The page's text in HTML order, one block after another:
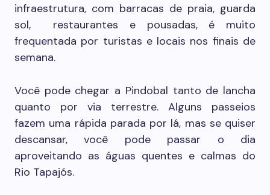
infraestrutura, com barracas de praia, guarda
sol, restaurantes e pousadas, é muito
frequentada por turistas e locais nos finais de
semana.
Você pode chegar a Pindobal tanto de lancha
quanto por via terrestre. Alguns passeios
fazem uma rápida parada por lá, mas se quiser
descansar, você pode passar o dia
aproveitando as águas quentes e calmas do
Rio Tapajós.